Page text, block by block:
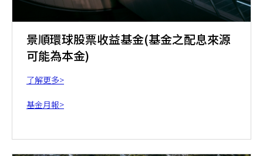
景順環球股票收益基金(基金之配息來源
可能為本金)
了解更多>
基金月報>